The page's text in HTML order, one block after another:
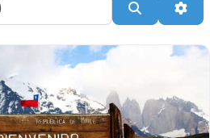
Buscar